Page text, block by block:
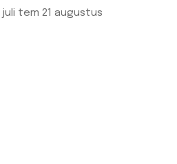
juli tem 21 augustus